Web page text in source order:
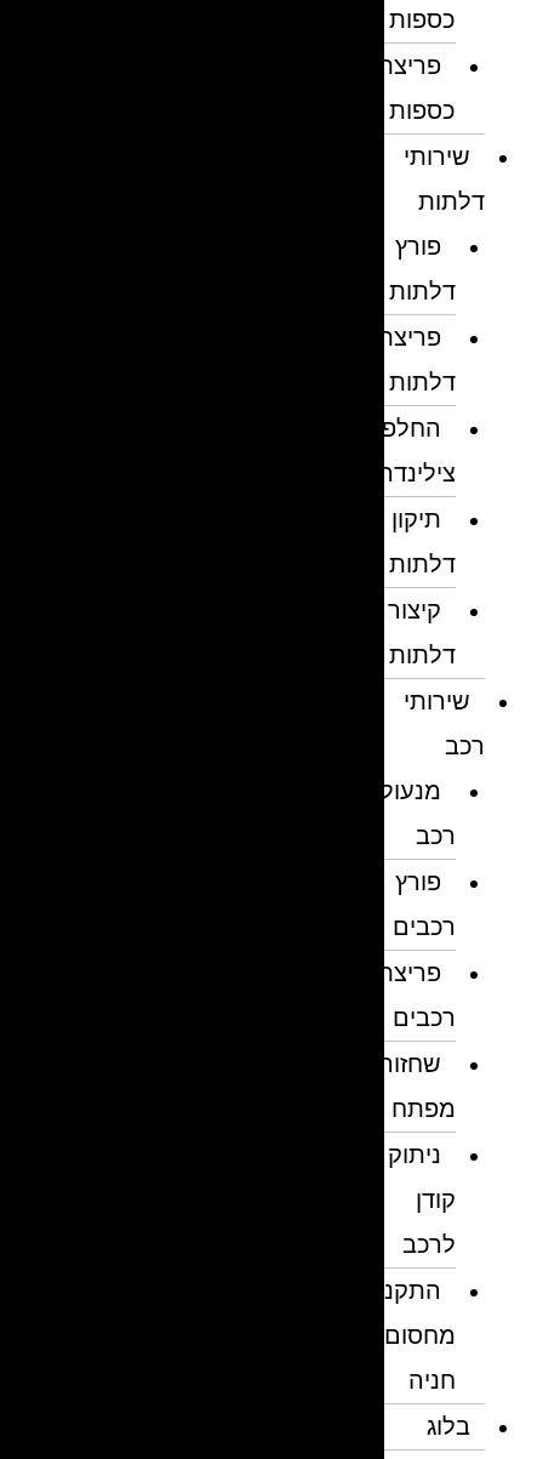
כספות
פריצת
כספות
שירותי
דלתות
פורץ
דלתות
פריצת
דלתות
החלפת
צילינדרים
תיקון
דלתות
קיצור
דלתות
שירותי
מנעולן
פורץ
רכבים
פריצת
רכבים
שחזור
מפתח
ניתוק
לרכב
התקנת
מחסום
חניה
בלוג